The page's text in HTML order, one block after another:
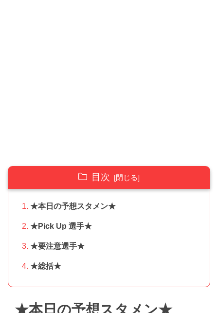
目次
★本日の予想スタメン★
★Pick Up 選手★
★要注意選手★
★総括★
★本日の予想スタメン★